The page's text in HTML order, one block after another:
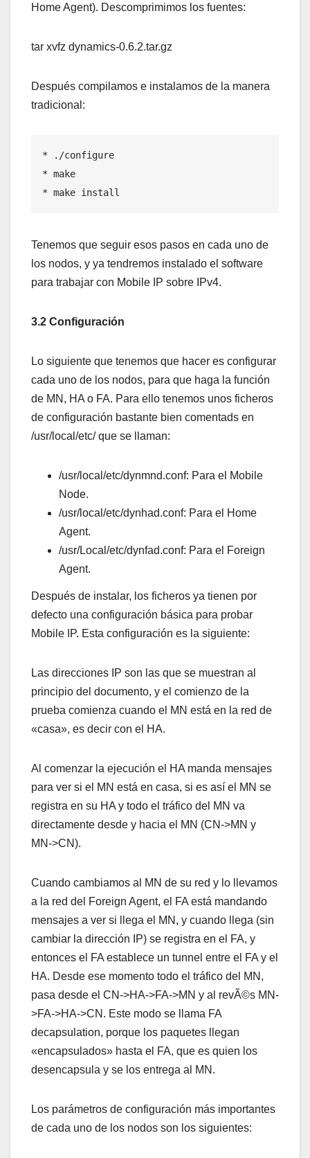
Home Agent). Descomprimimos los fuentes:
tar xvfz dynamics-0.6.2.tar.gz
Después compilamos e instalamos de la manera
tradicional:
* ./configure
* make
* make install
Tenemos que seguir esos pasos en cada uno de
los nodos, y ya tendremos instalado el software
para trabajar con Mobile IP sobre IPv4.
3.2 Configuración
Lo siguiente que tenemos que hacer es configurar
cada uno de los nodos, para que haga la función
de MN, HA o FA. Para ello tenemos unos ficheros
de configuración bastante bien comentads en
/usr/local/etc/ que se llaman:
/usr/local/etc/dynmnd.conf: Para el Mobile
Node.
/usr/local/etc/dynhad.conf: Para el Home
Agent.
/usr/Local/etc/dynfad.conf: Para el Foreign
Agent.
Después de instalar, los ficheros ya tienen por
defecto una configuración básica para probar
Mobile IP. Esta configuración es la siguiente:
Las direcciones IP son las que se muestran al
principio del documento, y el comienzo de la
prueba comienza cuando el MN está en la red de
«casa», es decir con el HA.
Al comenzar la ejecución el HA manda mensajes
para ver si el MN está en casa, si es así­ el MN se
registra en su HA y todo el tráfico del MN va
directamente desde y hacia el MN (CN->MN y
MN->CN).
Cuando cambiamos al MN de su red y lo llevamos
a la red del Foreign Agent, el FA está mandando
mensajes a ver si llega el MN, y cuando llega (sin
cambiar la dirección IP) se registra en el FA, y
entonces el FA establece un tunnel entre el FA y el
HA. Desde ese momento todo el tráfico del MN,
pasa desde el CN->HA->FA->MN y al revÃ©s MN-
>FA->HA->CN. Este modo se llama FA
decapsulation, porque los paquetes llegan
«encapsulados» hasta el FA, que es quien los
desencapsula y se los entrega al MN.
Los parámetros de configuración más importantes
de cada uno de los nodos son los siguientes: